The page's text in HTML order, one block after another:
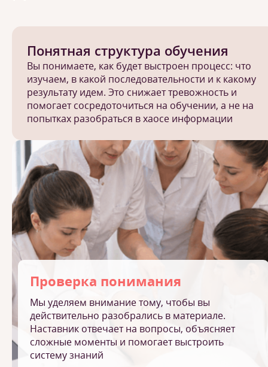
Понятная структура обучения
Вы понимаете, как будет выстроен процесс: что
изучаем, в какой последовательности и к какому
результату идем. Это снижает тревожность и
помогает сосредоточиться на обучении, а не на
попытках разобраться в хаосе информации
Проверка понимания
Мы уделяем внимание тому, чтобы вы
действительно разобрались в материале.
Наставник отвечает на вопросы, объясняет
сложные моменты и помогает выстроить
систему знаний